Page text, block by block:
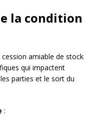
la condition
amiable de stock
qui impactent
parties et le sort du
: